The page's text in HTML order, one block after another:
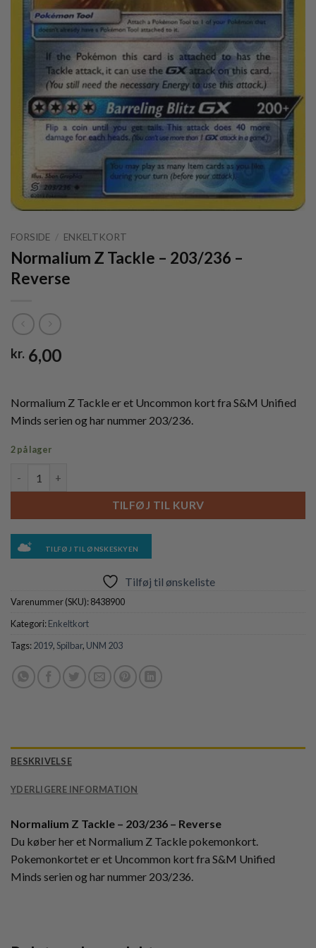
FORSIDE / ENKELTKORT
Normalium Z Tackle – 203/236 –
Reverse
kr. 6,00
Normalium Z Tackle er et Uncommon kort fra S&M Unified
Minds serien og har nummer 203/236.
2 på lager
TILFØJ TIL KURV
TILFØJ TIL ØNSKESKYEN
Tilføj til ønskeliste
Varenummer (SKU):8438900
Kategori:Enkeltkort
Tags:2019,Spilbar, UNM 203
BESKRIVELSE
YDERLIGERE INFORMATION
Normalium Z Tackle – 203/236 – Reverse
Du køber her et Normalium Z Tackle pokemonkort.
Pokemonkortet er et Uncommon kort fra S&M Unified
Minds serien og har nummer 203/236.